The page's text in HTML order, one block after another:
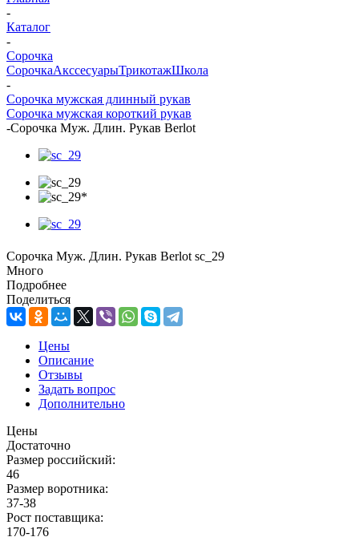
-
Каталог
-
Сорочка
СорочкаАкссесуарыТрикотажШкола
-
Сорочка мужская длинный рукав
Сорочка мужская короткий рукав
-Сорочка Муж. Длин. Рукав Berlot
Сорочка Муж. Длин. Рукав Berlot sc_29
Много
Подробнее
Поделиться
Цены
Описание
Отзывы
Задать вопрос
Дополнительно
Цены
Достаточно
Размер российский:
46
Размер воротника:
37-38
Рост поставщика:
170-176